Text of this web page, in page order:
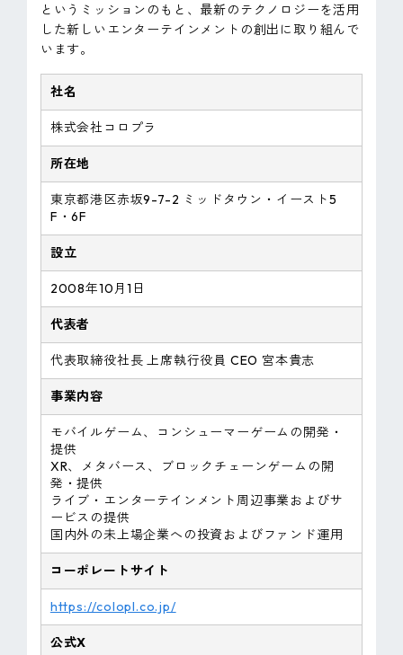
というミッションのもと、最新のテクノロジーを活用
した新しいエンターテインメントの創出に取り組んで
います。
社名
株式会社コロプラ
所在地
東京都港区赤坂9-7-2 ミッドタウン・イースト5
F・6F
設立
2008年10月1日
代表者
代表取締役社長 上席執行役員 CEO 宮本貴志
事業内容
モバイルゲーム、コンシューマーゲームの開発・
提供
XR、メタバース、ブロックチェーンゲームの開
発・提供
ライブ・エンターテインメント周辺事業およびサ
ービスの提供
国内外の未上場企業への投資およびファンド運用
コーポレートサイト
https://colopl.co.jp/
公式X